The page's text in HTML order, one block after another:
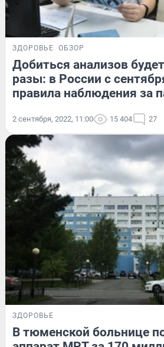
ЗДОРОВЬЕ ОБЗОР
Добиться анализов
разы: в России с
правила наблюдения за
2 сентября, 2022, 11:00 15 404 27
ЗДОРОВЬЕ
В тюменской больнице